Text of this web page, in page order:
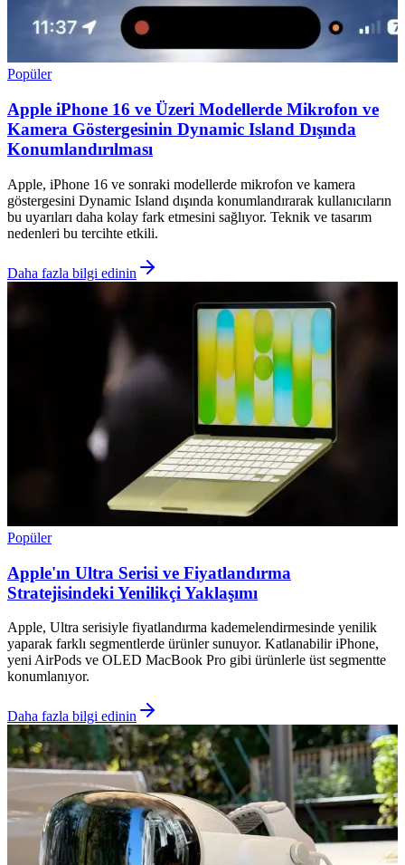
Popüler
Apple iPhone 16 ve Üzeri Modellerde Mikrofon ve
Kamera Göstergesinin Dynamic Island Dışında
Konumlandırılması
Apple, iPhone 16 ve sonraki modellerde mikrofon ve kamera
göstergesini Dynamic Island dışında konumlandırarak kullanıcıların
bu uyarıları daha kolay fark etmesini sağlıyor. Teknik ve tasarım
nedenleri bu tercihte etkili.
Daha fazla bilgi edinin
Popüler
Apple'ın Ultra Serisi ve Fiyatlandırma
Stratejisindeki Yenilikçi Yaklaşımı
Apple, Ultra serisiyle fiyatlandırma kademelendirmesinde yenilik
yaparak farklı segmentlerde ürünler sunuyor. Katlanabilir iPhone,
yeni AirPods ve OLED MacBook Pro gibi ürünlerle üst segmentte
konumlanıyor.
Daha fazla bilgi edinin